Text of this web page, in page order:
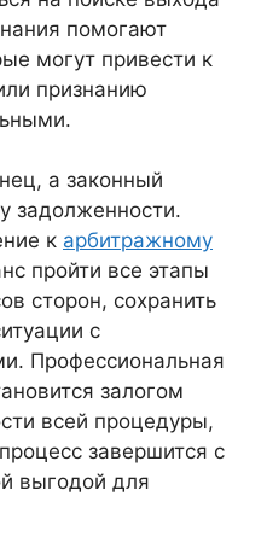
помогают
могут привести к
признанию
а законный
задолженности.
к арбитражному
пройти все этапы
сторон, сохранить
с
Профессиональная
залогом
всей процедуры,
завершится с
выгодой для